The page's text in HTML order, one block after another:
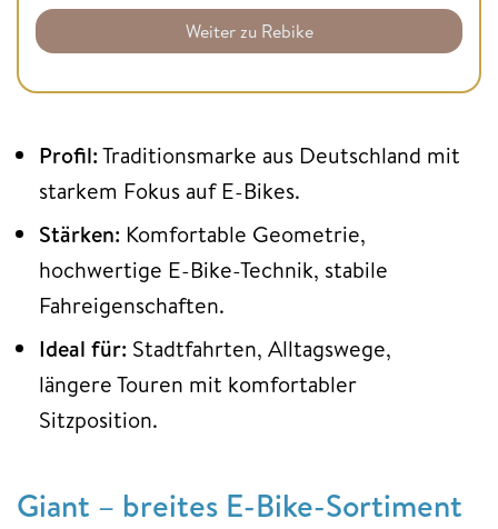
Weiter zu Rebike
Profil:Traditionsmarke aus Deutschland mit
starkem Fokus auf E-Bikes.
Stärken: Komfortable Geometrie,
hochwertige E-Bike-Technik, stabile
Fahreigenschaften.
Ideal für: Stadtfahrten, Alltagswege,
längere Touren mit komfortabler
Sitzposition.
Giant – breites E-Bike-Sortiment